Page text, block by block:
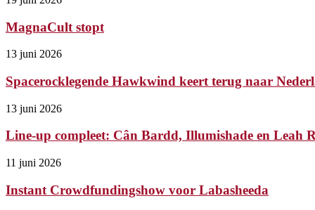
MagnaCult stopt
13 juni 2026
Spacerocklegende Hawkwind keert terug naar
13 juni 2026
Line-up compleet: Cân Bardd, Illumishade en Leah
11 juni 2026
Instant Crowdfundingshow voor Labasheeda